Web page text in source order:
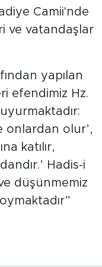
Camii'nde
ve vatandaşlar
yapılan
efendimiz Hz.
onlardan olur’,
katılır,
Hadis-i
düşünmemiz